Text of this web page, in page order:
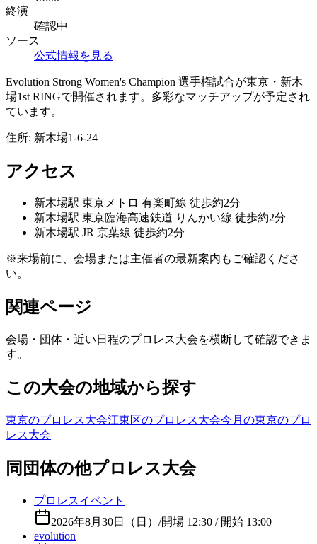
終演
確認中
ソース
公式情報を見る
Evolution Strong Women's Champion 選手権試合が東京・新木
場1st RINGで開催されます。多彩なマッチアップが予定され
ています。
住所: 新木場1-6-24
アクセス
新木場駅 東京メトロ 有楽町線 徒歩約2分
新木場駅 東京臨海高速鉄道 りんかい線 徒歩約2分
新木場駅 JR 京葉線 徒歩約2分
※来場前に、会場または主催者の最新案内もご確認くださ
い。
関連ページ
会場・団体・近い日程のプロレス大会を横断して確認できま
す。
この大会の地域から探す
東京のプロレス大会江東区のプロレス大会今月の東京のプロ
レス大会
同団体の他プロレス大会
プロレスイベント
2026年8月30日（日） /開場 12:30 / 開始 13:00
evolution